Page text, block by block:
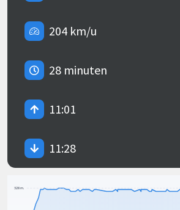
204 km/u
28 minuten
11:01
11:28